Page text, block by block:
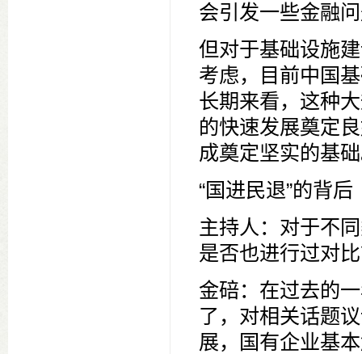
会引发一些金融
但对于基础设施
考虑，目前中国
长期来看，这种
的快速发展奠定
成奠定坚实的基
“国进民退”的背后
主持人：对于不
是否也进行过对
金碚：在过去的
了，对相关话题
展，国有企业基